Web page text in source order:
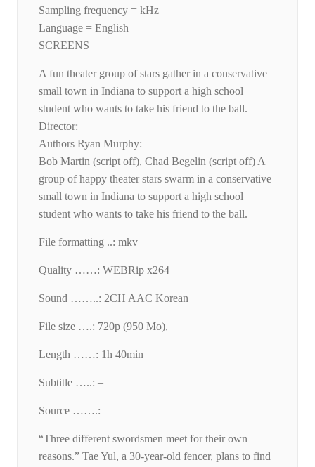
Sampling frequency = kHz
Language = English
SCREENS
A fun theater group of stars gather in a conservative
small town in Indiana to support a high school
student who wants to take his friend to the ball.
Director:
Authors Ryan Murphy:
Bob Martin (script off), Chad Begelin (script off) A
group of happy theater stars swarm in a conservative
small town in Indiana to support a high school
student who wants to take his friend to the ball.
File formatting ..: mkv
Quality ……: WEBRip x264
Sound ……..: 2CH AAC Korean
File size ….: 720p (950 Mo),
Length ……: 1h 40min
Subtitle …..: –
Source …….:
“Three different swordsmen meet for their own
reasons.” Tae Yul, a 30-year-old fencer, plans to find